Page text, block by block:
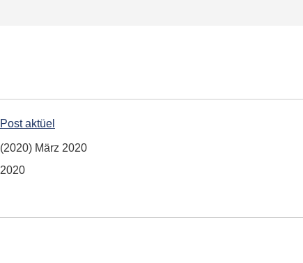
Post aktüel
(2020) März 2020
2020